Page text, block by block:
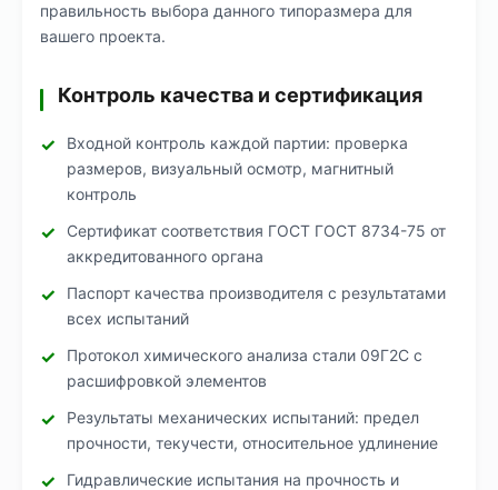
правильность выбора данного типоразмера для
вашего проекта.
Контроль качества и сертификация
Входной контроль каждой партии: проверка
размеров, визуальный осмотр, магнитный
контроль
Сертификат соответствия ГОСТ ГОСТ 8734-75 от
аккредитованного органа
Паспорт качества производителя с результатами
всех испытаний
Протокол химического анализа стали 09Г2С с
расшифровкой элементов
Результаты механических испытаний: предел
прочности, текучести, относительное удлинение
Гидравлические испытания на прочность и